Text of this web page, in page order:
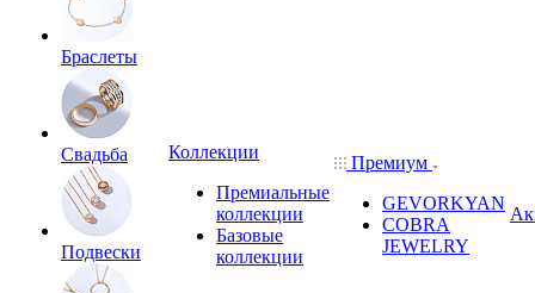
Браслеты
Свадьба
Подвески
Коллекции
Премиальные
коллекции
Базовые
коллекции
Премиум
GEVORKYAN
COBRA
JEWELRY